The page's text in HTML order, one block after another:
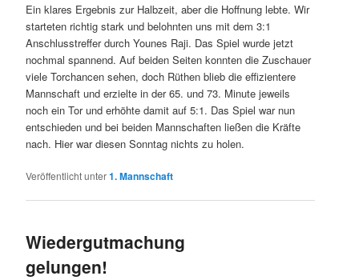
Ein klares Ergebnis zur Halbzeit, aber die Hoffnung lebte. Wir
starteten richtig stark und belohnten uns mit dem 3:1
Anschlusstreffer durch Younes Raji. Das Spiel wurde jetzt
nochmal spannend. Auf beiden Seiten konnten die Zuschauer
viele Torchancen sehen, doch Rüthen blieb die effizientere
Mannschaft und erzielte in der 65. und 73. Minute jeweils
noch ein Tor und erhöhte damit auf 5:1. Das Spiel war nun
entschieden und bei beiden Mannschaften ließen die Kräfte
nach. Hier war diesen Sonntag nichts zu holen.
Veröffentlicht unter1. Mannschaft
Wiedergutmachung
gelungen!